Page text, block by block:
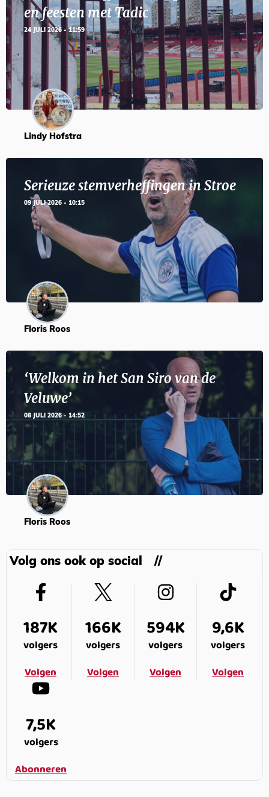
en feesten met Tadic
24 JULI 2026 - 11:59
Lindy Hofstra
Serieuze stemverheffingen in Stroe
09 JULI 2026 - 10:15
Floris Roos
‘Welkom in het San Siro van de
Veluwe’
08 JULI 2026 - 14:52
Floris Roos
Volg ons ook op social
187K
volgers
Volgen
166K
volgers
Volgen
594K
volgers
Volgen
9,6K
volgers
Volgen
7,5K
volgers
Abonneren